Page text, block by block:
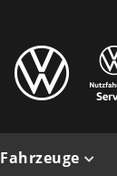
Fahrzeuge